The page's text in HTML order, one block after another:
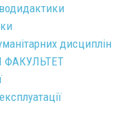
дисциплін